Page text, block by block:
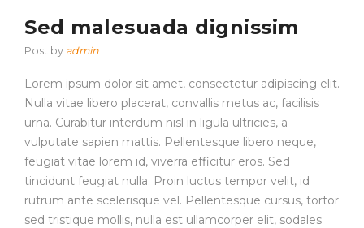
Sed malesuada dignissim
Post by admin
Lorem ipsum dolor sit amet, consectetur adipiscing elit.
Nulla vitae libero placerat, convallis metus ac, facilisis
urna. Curabitur interdum nisl in ligula ultricies, a
vulputate sapien mattis. Pellentesque libero neque,
feugiat vitae lorem id, viverra efficitur eros. Sed
tincidunt feugiat nulla. Proin luctus tempor velit, id
rutrum ante scelerisque vel. Pellentesque cursus, tortor
sed tristique mollis, nulla est ullamcorper elit, sodales